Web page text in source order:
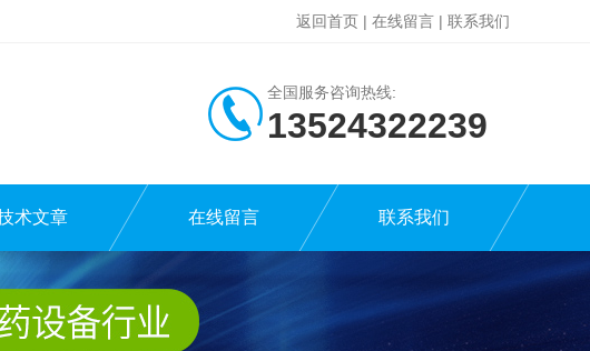
返回首页 | 在线留言 | 联系我们
全国服务咨询热线:
13524322239
术文章 在线留言 联系我们